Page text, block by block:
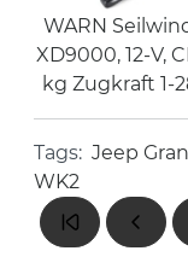
WARN
XD9000, 12-V,
kg Zugkraft 1-
Tags: Jeep
WK2